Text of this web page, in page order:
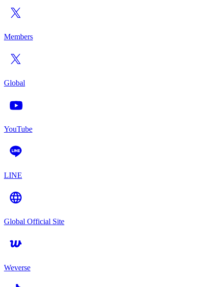
Members
Global
YouTube
LINE
Global Official Site
Weverse